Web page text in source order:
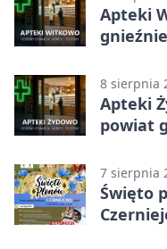
Apteki
8 sierpnia
Apteki
powiat
7 sierpnia
Święto